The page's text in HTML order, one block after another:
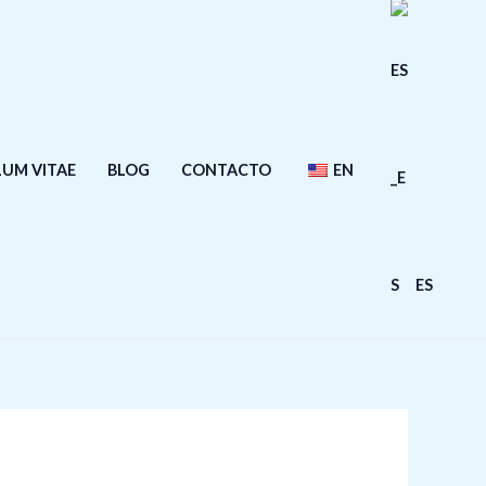
VITAE BLOG CONTACTO EN
ES